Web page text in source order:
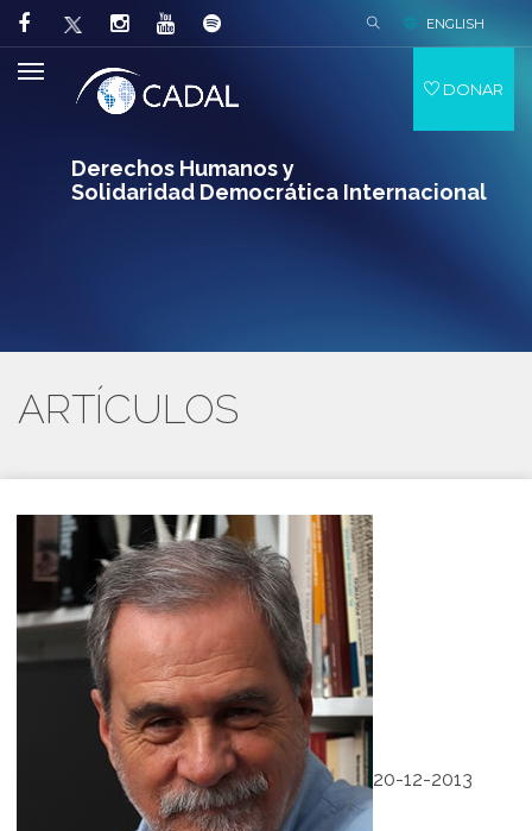
Derechos Humanos y
Solidaridad Democrática Internacional
ENGLISH
DONAR
ARTÍCULOS
20-12-2013